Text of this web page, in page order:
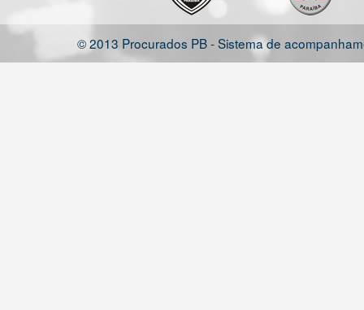
© 2013 Procurados PB - Sistema de